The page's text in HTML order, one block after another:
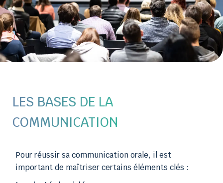
LES BASES DE LA
COMMUNICATION
Pour réussir sa communication orale, il est
important de maîtriser certains éléments clés :